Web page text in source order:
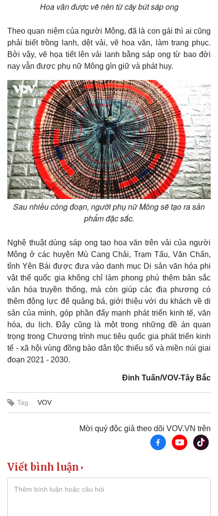
Kinh tế
Bất động sản
Thị trường
Giá vàng
Tiêu dùng
Tỷ giá
Giá cà phê
Hoa văn được vẽ nên từ cây bút sáp ong
Theo quan niệm của người Mông, đã là con gái thì ai cũng
phải biết trồng lanh, dệt vải, vẽ hoa văn, làm trang phục.
Bởi vậy, vẽ họa tiết lên vải lanh bằng sáp ong từ bao đời
nay vẫn được phụ nữ Mông gìn giữ và phát huy.
Sau nhiều công đoạn, người phụ nữ Mông sẽ tạo ra sản
phẩm đặc sắc.
Nghệ thuật dùng sáp ong tạo hoa văn trên vải của người
Mông ở các huyện Mù Cang Chải, Trạm Tấu, Văn Chấn,
tỉnh Yên Bái được đưa vào danh mục Di sản văn hóa phi
vật thể quốc gia không chỉ làm phong phú thêm bản sắc
văn hóa truyền thống, mà còn giúp các địa phương có
thêm động lực để quảng bá, giới thiệu với du khách về di
sản của mình, góp phần đẩy mạnh phát triển kinh tế, văn
hóa, du lịch. Đây cũng là một trong những đề án quan
trọng trong Chương trình mục tiêu quốc gia phát triển kinh
tế - xã hội vùng đồng bào dân tộc thiểu số và miền núi giai
đoạn 2021 - 2030.
Đinh Tuấn/VOV-Tây Bắc
Tag: VOV
Mời quý độc giả theo dõi VOV.VN trên
Viết bình luận